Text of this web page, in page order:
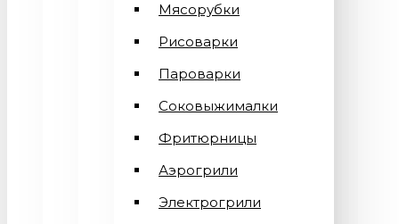
Мясорубки
Рисоварки
Пароварки
Соковыжималки
Фритюрницы
Аэрогрили
Электрогрили